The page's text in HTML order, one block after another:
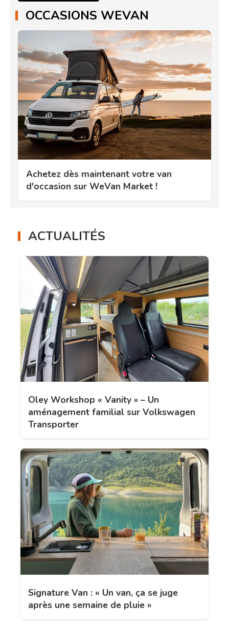
OCCASIONS WEVAN
Achetez dès maintenant votre van
d'occasion sur WeVan Market !
ACTUALITÉS
Oley Workshop « Vanity » – Un
aménagement familial sur Volkswagen
Transporter
Signature Van : « Un van, ça se juge
après une semaine de pluie »